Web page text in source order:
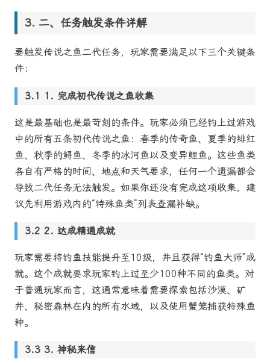
二、任务触发条件详解
要触发传说之鱼二代任务，玩家需要满足以下三个关键条
件：
1. 完成初代传说之鱼收集
这是最基础也是最苛刻的条件。玩家必须已经钓上过游戏
中的所有五条初代传说之鱼：春季的传奇鱼、夏季的绯红
鱼、秋季的鲟鱼、冬季的冰河鱼以及变异鲤鱼。这些鱼类
各自有严格的时间、地点和天气要求，任何一个遗漏都会
导致二代任务无法触发。如果你还没有完成这项收集，建
议先利用游戏内的“特殊鱼类”列表查漏补缺。
2. 达成精通成就
玩家需要将钓鱼技能提升至10级，并且获得“钓鱼大师”成
就。这个成就要求玩家钓上过至少100种不同的鱼类。对
于普通玩家而言，这通常意味着需要探索包括沙漠、矿
井、秘密森林在内的所有水域，以及使用蟹笼捕获特殊鱼
种。
3. 神秘来信